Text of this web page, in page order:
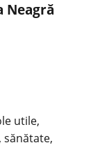
Neagră
utile,
sănătate,